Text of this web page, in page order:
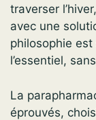
traverser
avec une
philosophie
l’essentiel,
La
éprouvés,